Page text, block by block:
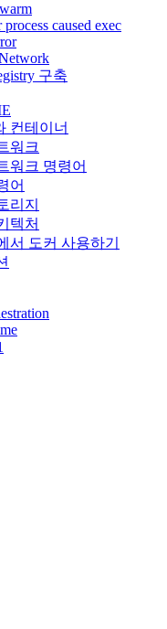
process caused exec
구축
컨테이너
워크
워크 명령어
어
리지
텍처
서 도커 사용하기